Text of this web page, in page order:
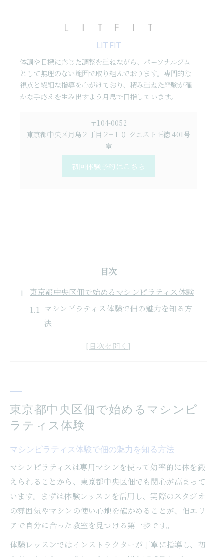
LIT FIT
体調や目標に応じた調整を重ねながら、パーソナルジム
として無理のない範囲で取り組んでおります。専門的な
視点と繊細な指導を心がけており、積み重ねた経験が確
かな手応えを生み出すよう月島で目指しています。
〒104-0052
東京都中央区月島２丁目２−１０ クエスト正徳 401号
室
初回体験予約はこちら
目次
東京都中央区佃で始めるマシンピラティス体験
マシンピラティス体験で佃の魅力を知る方
法
中央区佃で実感するマシンピラティスの効
果
都度払いができる佃のマシンピラティス教
室紹介
ボディメイクに最適な佃のマシンピラティス特
集
理想のボディへ導く佃のマシンピラティス
活用法
パーソナル指導が魅力のマシンピラティス
教室
東京都中央区佃で始めるマシンピ
ラティス体験
マシンピラティス体験で佃の魅力を知る方法
マシンピラティスは専用マシンを使って効率的に体を鍛
えられることから、東京都中央区佃でも関心が高まって
います。まずは体験レッスンを活用し、実際のスタジオ
の雰囲気やマシンの使い心地を確かめることが、佃エリ
アで自分に合った教室を見つける第一歩です。
体験レッスンではインストラクターが丁寧に指導し、初